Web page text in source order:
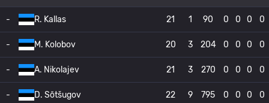
- R. Kallas 21 1 90 0 0 0 0
- M. Kolobov 20 3 204 0 0 0 0
- A. Nikolajev 21 3 270 0 0 0 0
- D. Sõtšugov 22 9 795 0 0 0 0